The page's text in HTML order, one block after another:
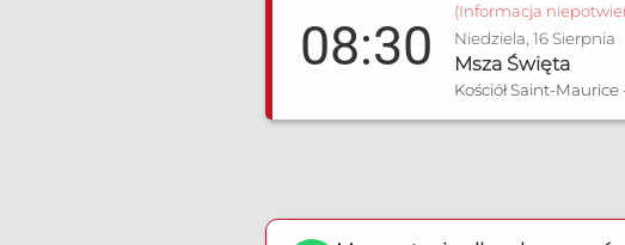
08:30
(Informacja
Niedziela, 16 Sierpnia
Msza Święta
Kościół Saint-